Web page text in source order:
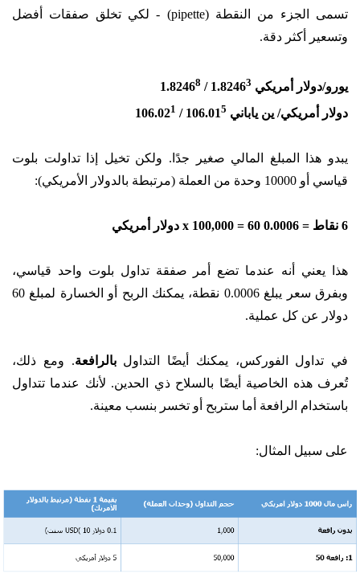
تسمى الجزء من النقطة (pipette) - لكي تخلق صفقات أفضل
وتسعير أكثر دقة.
يورو/دولار أمريكي 1.8246 3
/ 1.8246
8
دولار أمريكي/ ين ياباني 106.01 5
/ 106.02
1
يبدو هذا المبلغ المالي صغير جدًا. ولكن تخيل إذا تداولت بلوت
قياسي أو 10000 وحدة من العملة (مرتبطة بالدولار الأمريكي):
6 نقاط = 0.0006 x 100,000 = 60 دولار أمريكي
هذا يعني أنه عندما تضع أمر صفقة تداول بلوت واحد قياسي،
وبفرق سعر يبلغ 0.0006 نقطة، يمكنك الربح أو الخسارة لمبلغ 60
دولار عن كل عملية.
في تداول الفوركس، يمكنك أيضًا التداولبالرافعة. ومع ذلك،
تُعرف هذه الخاصية أيضًا بالسلاح ذي الحدين. لأنك عندما تتداول
باستخدام الرافعة أما ستربح أو تخسر بنسب معينة.
على سبيل المثال: